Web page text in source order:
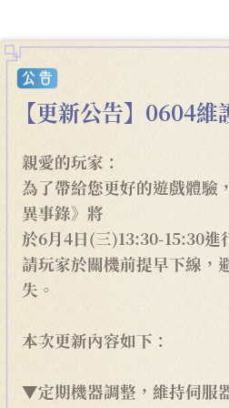
【更新公告】0604維
親愛的玩家：
為了帶給您更好的遊戲體驗
異事錄》將
於6月4日(三)13:30-15:30進
請玩家於關機前提早下線，
失。
本次更新內容如下：
▼定期機器調整，維持伺服